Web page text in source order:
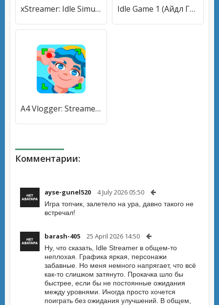
xStreamer: Idle Simulator Game (хСтример) [МОД Меню] APK Android Idle Game 1 (Айдл Гейм 1) [МОД Mega Pack] APK Android
A4 Vlogger: Streamer simulator [МОД Меню] APK Android
Комментарии:
ayse-gunel520 4 July 2026 05:50
Игра топчик, залетело на ура, давно такого не
встречал!
barash-405 25 April 2026 14:50
Ну, что сказать, Idle Streamer в общем-то
неплохая. Графика яркая, персонажи
забавные. Но меня немного напрягает, что всё
как-то слишком затянуто. Прокачка шло бы
быстрее, если бы не постоянные ожидания
между уровнями. Иногда просто хочется
поиграть без ожидания улучшений. В общем,